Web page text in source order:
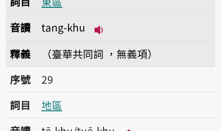
音讀
tang-khu
釋義
（臺華共同詞 ，無義項）
序號29地區
序號
29
詞目
地區